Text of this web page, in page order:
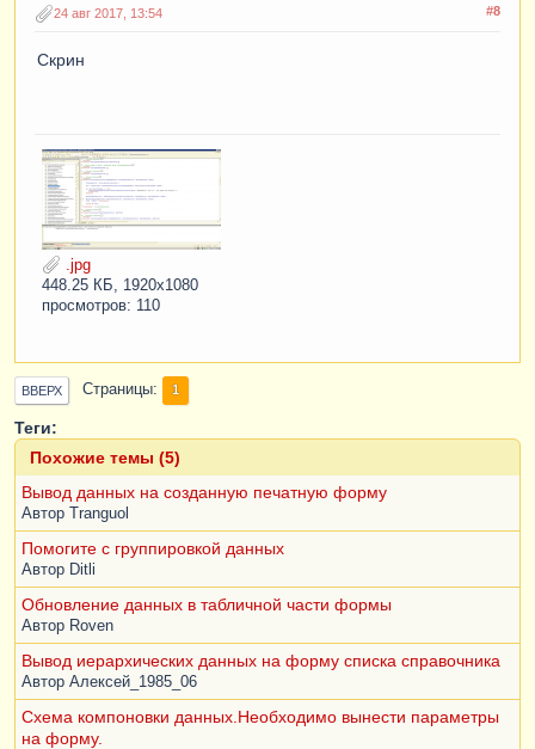
#8
24 авг 2017, 13:54
Скрин
.jpg
448.25 КБ, 1920x1080
просмотров: 110
ВВЕРХ Страницы 1
Теги:
Похожие темы (5)
Вывод данных на созданную печатную форму
Автор Tranguol
Помогите с группировкой данных
Автор Ditli
Обновление данных в табличной части формы
Автор Roven
Вывод иерархических данных на форму списка справочника
Автор Алексей_1985_06
Схема компоновки данных.Необходимо вынести параметры
на форму.